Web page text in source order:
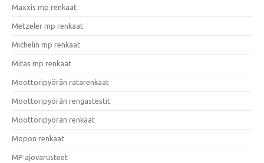
Maxxis mp renkaat
Metzeler mp renkaat
Michelin mp renkaat
Mitas mp renkaat
Moottoripyörän ratarenkaat
Moottoripyörän rengastestit
Moottoripyörän renkaat
Mopon renkaat
MP ajovarusteet